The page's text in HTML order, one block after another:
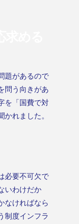
題があるので
問う向きがあ
を「国費で対
れました。
必要不可欠で
いわけだか
なければなら
制度インフラ